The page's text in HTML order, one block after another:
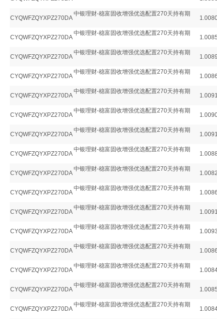
CYQWFZQYXPZ270DA
中银理财-稳富固收增强优选配置270天持有期
CYQWFZQYXPZ270DA
中银理财-稳富固收增强优选配置270天持有期
CYQWFZQYXPZ270DA
中银理财-稳富固收增强优选配置270天持有期
CYQWFZQYXPZ270DA
中银理财-稳富固收增强优选配置270天持有期
CYQWFZQYXPZ270DA
中银理财-稳富固收增强优选配置270天持有期
CYQWFZQYXPZ270DA
中银理财-稳富固收增强优选配置270天持有期
CYQWFZQYXPZ270DA
中银理财-稳富固收增强优选配置270天持有期
CYQWFZQYXPZ270DA
中银理财-稳富固收增强优选配置270天持有期
CYQWFZQYXPZ270DA
中银理财-稳富固收增强优选配置270天持有期
CYQWFZQYXPZ270DA
中银理财-稳富固收增强优选配置270天持有期
CYQWFZQYXPZ270DA
中银理财-稳富固收增强优选配置270天持有期
CYQWFZQYXPZ270DA
中银理财-稳富固收增强优选配置270天持有期
CYQWFZQYXPZ270DA
中银理财-稳富固收增强优选配置270天持有期
CYQWFZQYXPZ270DA
中银理财-稳富固收增强优选配置270天持有期
CYQWFZQYXPZ270DA
中银理财-稳富固收增强优选配置270天持有期
CYQWFZQYXPZ270DA
中银理财-稳富固收增强优选配置270天持有期